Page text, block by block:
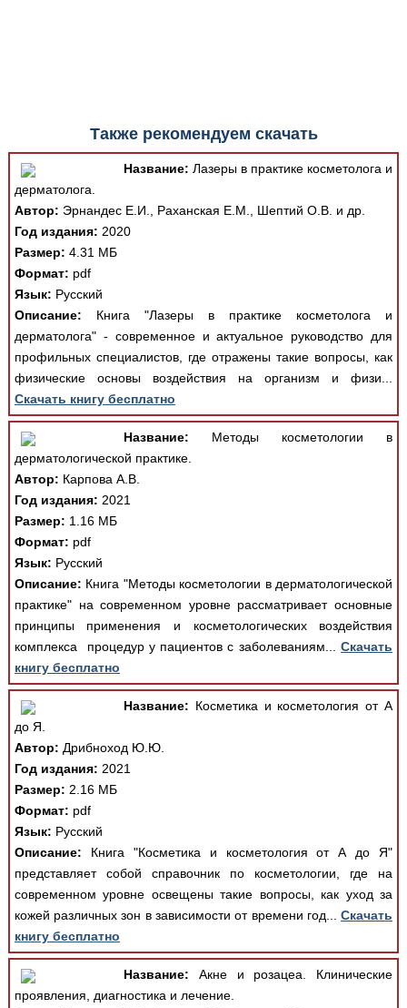
Также рекомендуем скачать
Название: Лазеры в практике косметолога и
дерматолога.
Автор: Эрнандес Е.И., Раханская Е.М., Шептий О.В. и др.
Год издания: 2020
Размер: 4.31 МБ
Формат: pdf
Язык: Русский
Описание: Книга "Лазеры в практике косметолога и
дерматолога" - современное и актуальное руководство для
профильных специалистов, где отражены такие вопросы, как
физические основы воздействия на организм и физи...
Скачать книгу бесплатно
Название: Методы косметологии в
дерматологической практике.
Автор: Карпова А.В.
Год издания: 2021
Размер: 1.16 МБ
Формат: pdf
Язык: Русский
Описание: Книга "Методы косметологии в дерматологической
практике" на современном уровне рассматривает основные
принципы применения и косметологических воздействия
комплекса процедур у пациентов с заболеваниям...Скачать
книгу бесплатно
Название: Косметика и косметология от А
до Я.
Автор: Дрибноход Ю.Ю.
Год издания: 2021
Размер: 2.16 МБ
Формат: pdf
Язык: Русский
Описание: Книга "Косметика и косметология от А до Я"
представляет собой справочник по косметологии, где на
современном уровне освещены такие вопросы, как уход за
кожей различных зон в зависимости от времени год...Скачать
книгу бесплатно
Название: Акне и розацеа. Клинические
проявления, диагностика и лечение.